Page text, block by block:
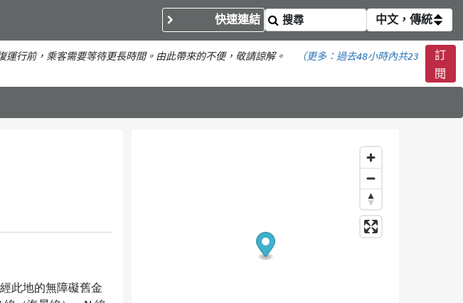
快速連結 中文，傳統
行前，乘客需要等待更長時間。由此帶來的不便，敬請諒解。 （更多： 過去48小時內共23
訂
閱
此地的無障礙舊金